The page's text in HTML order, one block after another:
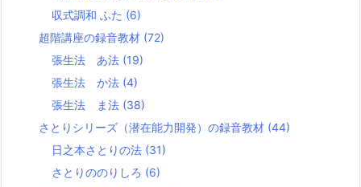
収式調和 ふた (6)
超階講座の録音教材 (72)
張生法 あ法 (19)
張生法 か法 (4)
張生法 ま法 (38)
さとりシリーズ（潜在能力開発）の録音教材 (44)
日之本さとりの法 (31)
さとりののりしろ (6)